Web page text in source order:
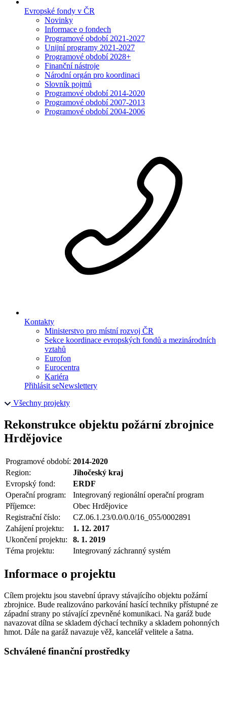
Evropské fondy v ČR
Novinky
Informace o fondech
Programové období 2021-2027
Unijní programy 2021-2027
Programové období 2028+
Finanční nástroje
Národní orgán pro koordinaci
Slovník pojmů
Programové období 2014-2020
Programové období 2007-2013
Programové období 2004-2006
Kontakty
Ministerstvo pro místní rozvoj ČR
Sekce koordinace evropských fondů a mezinárodních
vztahů
Eurofon
Eurocentra
Kariéra
Přihlásit seNewslettery
Všechny projekty
Rekonstrukce objektu požární zbrojnice
Hrdějovice
Programové období: 2014-2020
Region:
Jihočeský kraj
Evropský fond:
ERDF
Operační program:
Integrovaný regionální operační program
Příjemce:
Obec Hrdějovice
Registrační číslo:
CZ.06.1.23/0.0/0.0/16_055/0002891
Zahájení projektu:
1. 12. 2017
Ukončení projektu:
8. 1. 2019
Téma projektu:
Integrovaný záchranný systém
Informace o projektu
Cílem projektu jsou stavební úpravy stávajícího objektu požární
zbrojnice. Bude realizováno parkování hasící techniky přístupné ze
západní strany po stávající zpevněné komunikaci. Na garáž bude
navazovat dílna se skladem dýchací techniky a skladem pohonných
hmot. Dále na garáž navazuje věž, kancelář velitele a šatna.
Schválené finanční prostředky